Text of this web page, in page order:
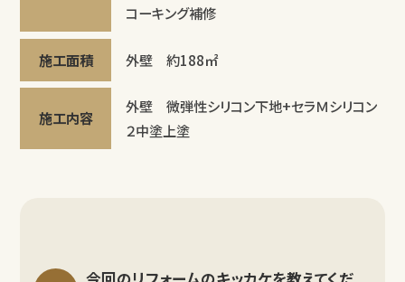
コーキング補修
施工面積 外壁 約188㎡
施工内容
外壁 微弾性シリコン下地+セラＭシリコン
２中塗上塗